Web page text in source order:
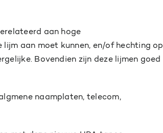
aan hoge
aan moet kunnen, en/of hechting op
Bovendien zijn deze lijmen goed
naamplaten, telecom,